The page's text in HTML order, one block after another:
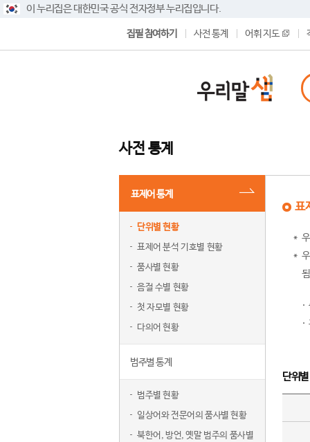
이 누리집은 대한민국 공식 전자정부 누리집입니다.
집필 참여하기 사전 통계 어휘 지도
사전 통계
표제어 통계
단위별 현황
표제어 분석 기호별 현황
품사별 현황
음절 수별 현황
첫 자모별 현황
다의어 현황
범주별 통계
범주별 현황
일상어와 전문어의 품사별 현황
북한어, 방언, 옛말 범주의 품사별
표
단위